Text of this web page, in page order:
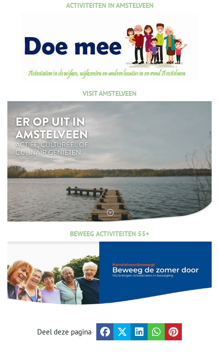
ACTIVITEITEN IN AMSTELVEEN
VISIT AMSTELVEEN
BEWEEG ACTIVITEITEN 55+
Deel deze pagina